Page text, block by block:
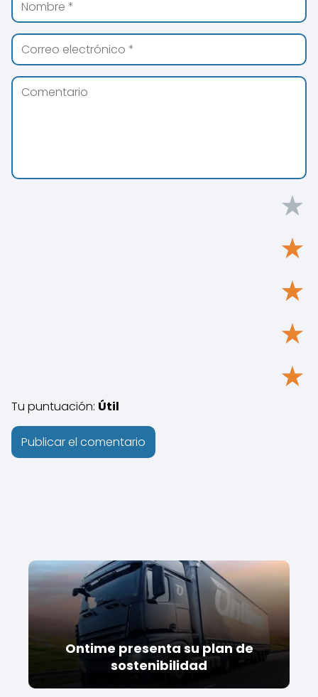
★
★
★
★
★
Tu puntuación: Útil
Ontime presenta su plan de
sostenibilidad